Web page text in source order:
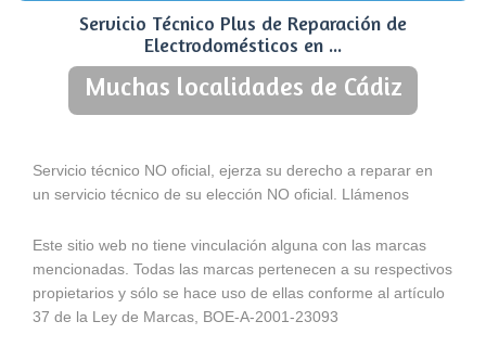
Servicio Técnico Plus de Reparación de
Electrodomésticos en ...
Muchas localidades de Cádiz
Servicio técnico NO oficial, ejerza su derecho a reparar en
un servicio técnico de su elección NO oficial. Llámenos
Este sitio web no tiene vinculación alguna con las marcas
mencionadas. Todas las marcas pertenecen a su respectivos
propietarios y sólo se hace uso de ellas conforme al artículo
37 de la Ley de Marcas, BOE-A-2001-23093